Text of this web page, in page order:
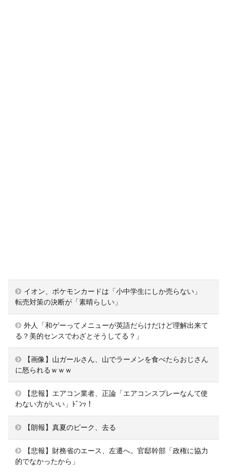
イオン、ポケモンカードは「小中学生にしか売らない」
転売対策の決断が「素晴らしい」
外人「和ゲーってメニューが英語だらけだけど理解出来て
る？美的センスでわざとそうしてる？」
【画像】山ガールさん、山でラーメンを食べたらおじさん
に怒られるｗｗｗ
【悲報】エアコン業者、正論「エアコンスプレーなんて使
わない方がいい」ﾄﾞﾝｯ！
【朗報】真夏のピーク、去る
【悲報】財務省のエース、左遷へ。官邸幹部「政権に協力
的でなかったから」